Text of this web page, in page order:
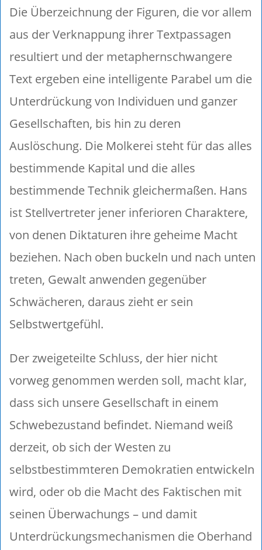
Die Überzeichnung der Figuren, die vor allem
aus der Verknappung ihrer Textpassagen
resultiert und der metaphernschwangere
Text ergeben eine intelligente Parabel um die
Unterdrückung von Individuen und ganzer
Gesellschaften, bis hin zu deren
Auslöschung. Die Molkerei steht für das alles
bestimmende Kapital und die alles
bestimmende Technik gleichermaßen. Hans
ist Stellvertreter jener inferioren Charaktere,
von denen Diktaturen ihre geheime Macht
beziehen. Nach oben buckeln und nach unten
treten, Gewalt anwenden gegenüber
Schwächeren, daraus zieht er sein
Selbstwertgefühl.
Der zweigeteilte Schluss, der hier nicht
vorweg genommen werden soll, macht klar,
dass sich unsere Gesellschaft in einem
Schwebezustand befindet. Niemand weiß
derzeit, ob sich der Westen zu
selbstbestimmteren Demokratien entwickeln
wird, oder ob die Macht des Faktischen mit
seinen Überwachungs – und damit
Unterdrückungsmechanismen die Oberhand